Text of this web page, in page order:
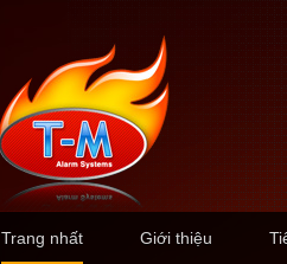
Trang nhất Giới thiệu